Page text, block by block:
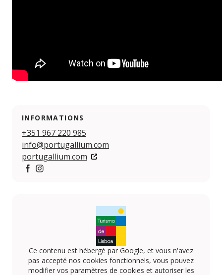
INFORMATIONS
+351 967 220 985
info@portugallium.com
portugallium.com
Ce contenu est hébergé par Google, et vous n'avez
pas accepté nos cookies fonctionnels, vous pouvez
modifier vos paramètres de cookies et autoriser les